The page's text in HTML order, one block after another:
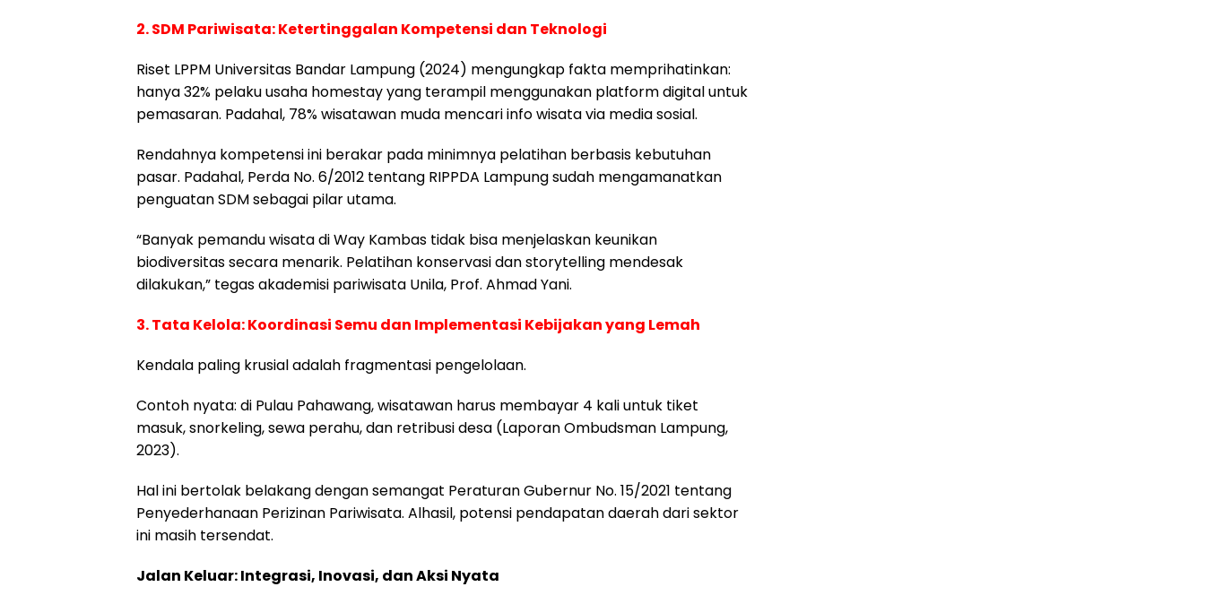
2. SDM Pariwisata: Ketertinggalan Kompetensi dan Teknologi
Riset LPPM Universitas Bandar Lampung (2024) mengungkap fakta memprihatinkan:
hanya 32% pelaku usaha homestay yang terampil menggunakan platform digital untuk
pemasaran. Padahal, 78% wisatawan muda mencari info wisata via media sosial.
Rendahnya kompetensi ini berakar pada minimnya pelatihan berbasis kebutuhan
pasar. Padahal, Perda No. 6/2012 tentang RIPPDA Lampung sudah mengamanatkan
penguatan SDM sebagai pilar utama.
“Banyak pemandu wisata di Way Kambas tidak bisa menjelaskan keunikan
biodiversitas secara menarik. Pelatihan konservasi dan storytelling mendesak
dilakukan,” tegas akademisi pariwisata Unila, Prof. Ahmad Yani.
3. Tata Kelola: Koordinasi Semu dan Implementasi Kebijakan yang Lemah
Kendala paling krusial adalah fragmentasi pengelolaan.
Contoh nyata: di Pulau Pahawang, wisatawan harus membayar 4 kali untuk tiket
masuk, snorkeling, sewa perahu, dan retribusi desa (Laporan Ombudsman Lampung,
2023).
Hal ini bertolak belakang dengan semangat Peraturan Gubernur No. 15/2021 tentang
Penyederhanaan Perizinan Pariwisata. Alhasil, potensi pendapatan daerah dari sektor
ini masih tersendat.
Jalan Keluar: Integrasi, Inovasi, dan Aksi Nyata